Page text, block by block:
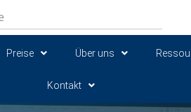
Preise Über uns
Kontakt